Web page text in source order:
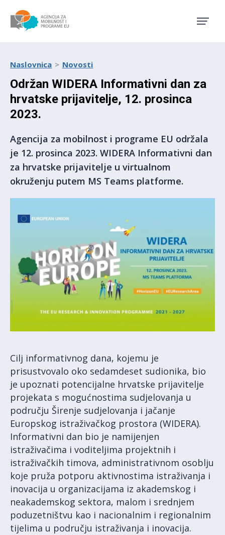
Naslovnica Novosti
Održan WIDERA Informativni dan za
hrvatske prijavitelje, 12. prosinca
2023.
Agencija za mobilnost i programe EU održala
je 12. prosinca 2023. WIDERA Informativni dan
za hrvatske prijavitelje u virtualnom
okruženju putem MS Teams platforme.
Cilj informativnog dana, kojemu je
prisustvovalo oko sedamdeset sudionika, bio
je upoznati potencijalne hrvatske prijavitelje
projekata s mogućnostima sudjelovanja u
području Širenje sudjelovanja i jačanje
Europskog istraživačkog prostora (WIDERA).
Informativni dan bio je namijenjen
istraživačima i voditeljima projektnih i
istraživačkih timova, administrativnom osoblju
koje pruža potporu aktivnostima istraživanja i
inovacija u organizacijama iz akademskog i
neakademskog sektora, malom i srednjem
poduzetništvu kao i nacionalnim i regionalnim
tijelima u području istraživanja i inovacija.